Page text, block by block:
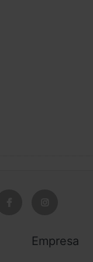
Empresa